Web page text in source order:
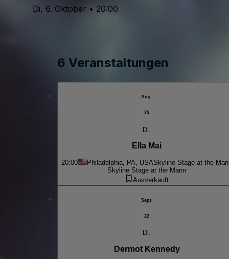
Di, 6. Oktober • 20:00
6 Veranstaltungen
Aug.
25
Di.
Ella Mai
20:00 Philadelphia, PA, USASkyline Stage at the
Skyline Stage at the Mann
Ausverkauft
Sept.
22
Di.
Dermot Kennedy